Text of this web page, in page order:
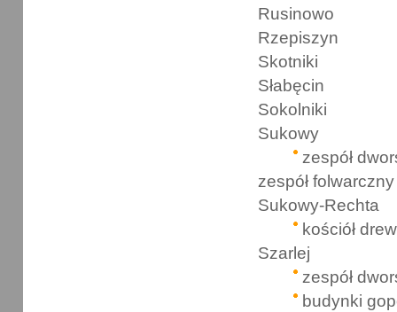
Rusinowo
Rzepiszyn
Skotniki
Słabęcin
Sokolniki
Sukowy
zespół
zespół folwarczny
Sukowy-Rechta
kościół
Szarlej
zespół
budynki